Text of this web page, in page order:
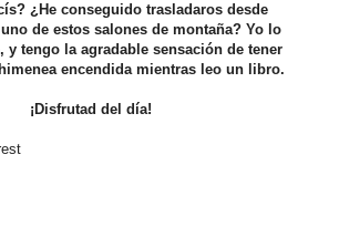
¿He conseguido trasladaros desde
de estos salones de montaña? Yo lo
y tengo la agradable sensación de tener
encendida mientras leo un libro.
¡Disfrutad del día!